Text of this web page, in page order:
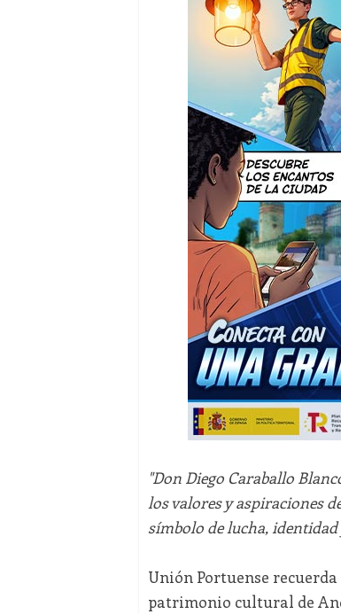
"Don Diego Caraballo
los valores y aspiraciones
símbolo de lucha,
Unión Portuense
patrimonio cultural de